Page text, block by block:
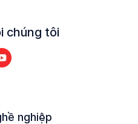
chúng tôi
nghiệp